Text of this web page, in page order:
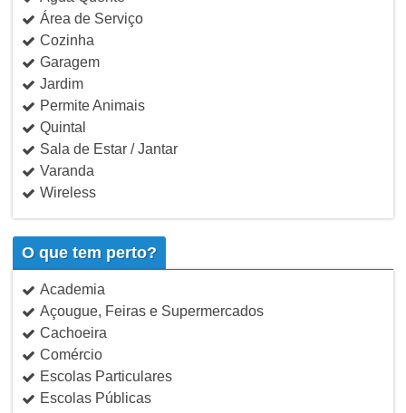
Área de Serviço
Cozinha
Garagem
Jardim
Permite Animais
Quintal
Sala de Estar / Jantar
Varanda
Wireless
O que tem perto?
Academia
Açougue, Feiras e Supermercados
Cachoeira
Comércio
Escolas Particulares
Escolas Públicas